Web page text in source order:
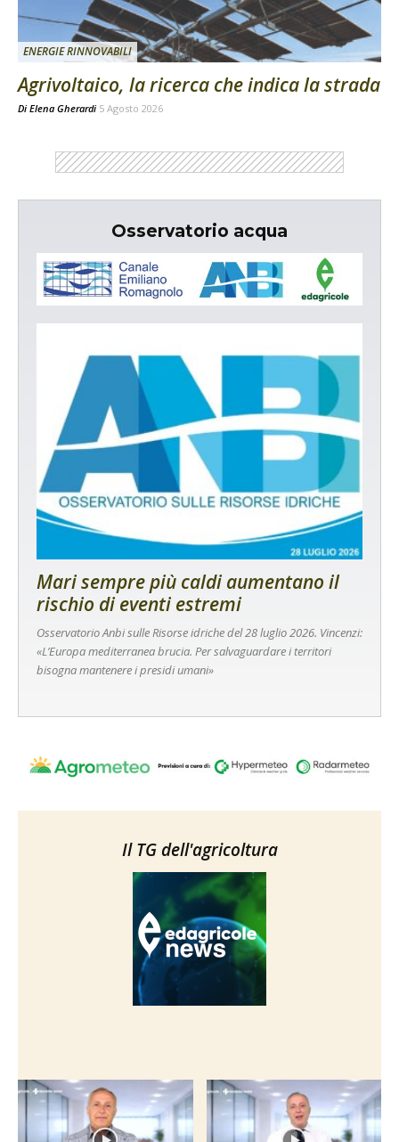
ENERGIE RINNOVABILI
Agrivoltaico, la ricerca che indica la strada
Di Elena Gherardi 5 Agosto 2026
Osservatorio acqua
Mari sempre più caldi aumentano il
rischio di eventi estremi
Osservatorio Anbi sulle Risorse idriche del 28 luglio 2026. Vincenzi:
«L’Europa mediterranea brucia. Per salvaguardare i territori
bisogna mantenere i presidi umani»
Il TG dell'agricoltura